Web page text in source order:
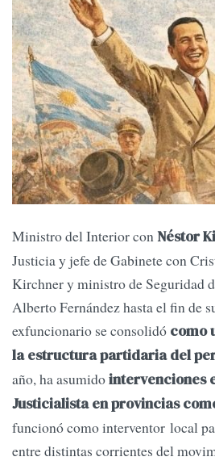
Ministro del Interior conNéstor
Justicia y jefe de Gabinete con
Kirchner y ministro de Seguridad
Alberto Fernández hasta el fin de
exfuncionario se consolidó como
la estructura partidaria del
año, ha asumidointervenciones
Justicialista en provincias
funcionó como interventor local
entre distintas corrientes del